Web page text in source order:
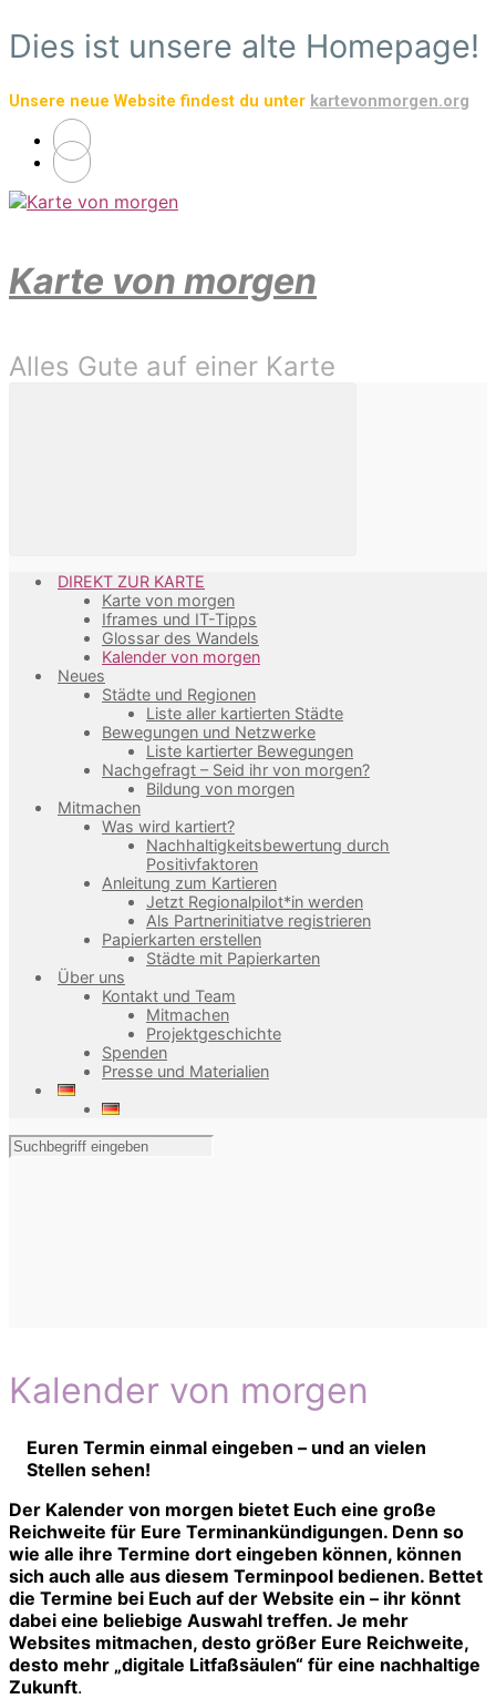
Zum
Hauptinhalt
Dies ist unsere alte Homepage!
Unsere neue Website findest du unter kartevonmorgen.org
Karte von morgen
Alles Gute auf einer Karte
DIREKT ZUR KARTE
Karte von morgen
Iframes und IT-Tipps
Glossar des Wandels
Kalender von morgen
Neues
Städte und Regionen
Liste aller kartierten Städte
Bewegungen und Netzwerke
Liste kartierter Bewegungen
Nachgefragt – Seid ihr von morgen?
Bildung von morgen
Mitmachen
Was wird kartiert?
Nachhaltigkeitsbewertung durch
Positivfaktoren
Anleitung zum Kartieren
Jetzt Regionalpilot*in werden
Als Partnerinitiatve registrieren
Papierkarten erstellen
Städte mit Papierkarten
Über uns
Kontakt und Team
Mitmachen
Projektgeschichte
Spenden
Presse und Materialien
Kalender von morgen
Euren Termin einmal eingeben – und an vielen
Stellen sehen!
Der Kalender von morgen bietet Euch eine große
Reichweite für Eure Terminankündigungen. Denn so
wie alle ihre Termine dort eingeben können, können
sich auch alle aus diesem Terminpool bedienen. Bettet
die Termine bei Euch auf der Website ein – ihr könnt
dabei eine beliebige Auswahl treffen. Je mehr
Websites mitmachen, desto größer Eure Reichweite,
desto mehr „digitale Litfaßsäulen“ für eine nachhaltige
Zukunft.